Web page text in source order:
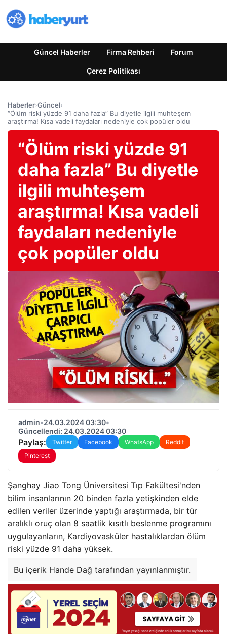
Güncel Haberler Firma Rehberi Forum
Çerez Politikası
Haberler›Güncel›
“Ölüm riski yüzde 91 daha fazla” Bu diyetle ilgili muhteşem
araştırma! Kısa vadeli faydaları nedeniyle çok popüler oldu
“Ölüm riski yüzde 91
daha fazla” Bu diyetle
ilgili muhteşem
araştırma! Kısa vadeli
faydaları nedeniyle
çok popüler oldu
admin•24.03.2024 03:30•
Güncellendi: 24.03.2024 03:30
Paylaş: Twitter Facebook WhatsApp
Reddit
Pinterest
Şanghay Jiao Tong Üniversitesi Tıp Fakültesi'nden
bilim insanlarının 20 binden fazla yetişkinden elde
edilen veriler üzerinde yaptığı araştırmada, bir tür
aralıklı oruç olan 8 saatlik kısıtlı beslenme programını
uygulayanların, Kardiyovasküler hastalıklardan ölüm
riski yüzde 91 daha yüksek.
Bu içerik Hande Dağ tarafından yayınlanmıştır.